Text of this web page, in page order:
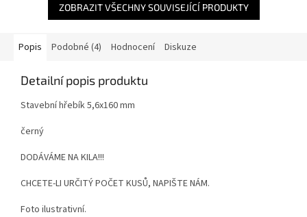
ZOBRAZIT VŠECHNY SOUVISEJÍCÍ PRODUKTY
Popis Podobné (4) Hodnocení Diskuze
Detailní popis produktu
Stavební hřebík 5,6x160 mm
černý
DODÁVÁME NA KILA!!!
CHCETE-LI URČITÝ POČET KUSŮ, NAPIŠTE NÁM.
Foto ilustrativní.